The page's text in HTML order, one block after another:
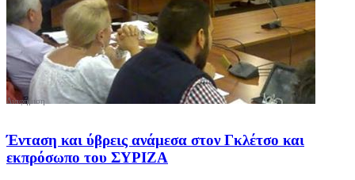
Ένταση και ύβρεις ανάμεσα στον Γκλέτσο και
εκπρόσωπο του ΣΥΡΙΖΑ